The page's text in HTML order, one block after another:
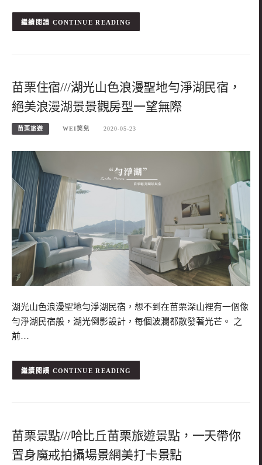
CONTINUE READING
苗栗住宿///湖光山色浪漫聖地勻淨湖民宿，
絕美浪漫湖景景觀房型一望無際
苗栗旅遊 WEI笑兒 2020-05-23
湖光山色浪漫聖地勻淨湖民宿，想不到在苗栗深山裡有一個像
勻淨湖民宿般，湖光倒影設計，每個波瀾都散發著光芒。 之
前…
CONTINUE READING
苗栗景點///哈比丘苗栗旅遊景點，一天帶你
置身魔戒拍攝場景網美打卡景點